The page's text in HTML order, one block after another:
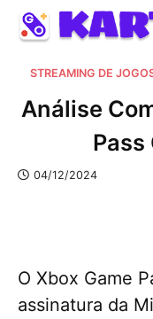
STREAMING DE
Análise
Pass
04/12/2024
O Xbox Game
assinatura da